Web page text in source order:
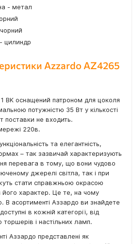
- метал
цилиндр
Azzardo AZ4265
BK оснащений патроном для цоколя
потужністю 35 Вт у кількості
поставки не входить.
220в.
та елегантність,
– так зазвичай характеризують
перевага в тому, що вони чудово
джерелі світла, так і при
стати справжньою окрасою
його характер. Це те, на чому
В асортименті Аззардо ви знайдете
в кожній категорії, від
торшерів і настільних ламп.
Аззардо представлені як